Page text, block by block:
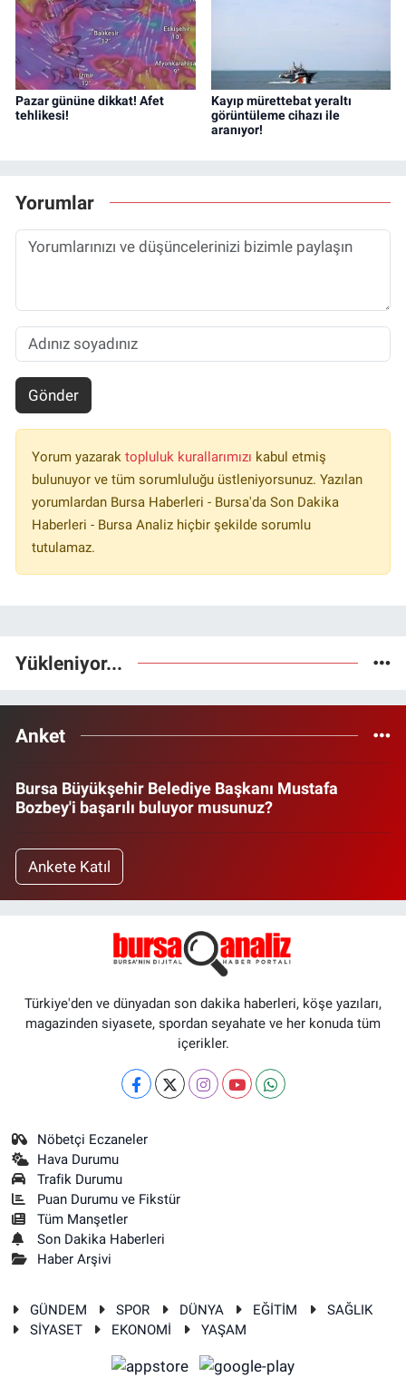
Pazar gününe dikkat! Afet
tehlikesi!
Kayıp mürettebat yeraltı
görüntüleme cihazı ile
aranıyor!
Yorumlar
Gönder
Yorum yazarak topluluk kurallarımızı kabul etmiş
bulunuyor ve tüm sorumluluğu üstleniyorsunuz. Yazılan
yorumlardan Bursa Haberleri - Bursa'da Son Dakika
Haberleri - Bursa Analiz hiçbir şekilde sorumlu
tutulamaz.
Yükleniyor...
Anket
Bursa Büyükşehir Belediye Başkanı Mustafa
Bozbey'i başarılı buluyor musunuz?
Ankete Katıl
Türkiye'den ve dünyadan son dakika haberleri, köşe yazıları,
magazinden siyasete, spordan seyahate ve her konuda tüm
içerikler.
Nöbetçi Eczaneler
Hava Durumu
Trafik Durumu
Puan Durumu ve Fikstür
Tüm Manşetler
Son Dakika Haberleri
Haber Arşivi
GÜNDEM SPOR DÜNYA EĞİTİM
SAĞLIK
SİYASET
EKONOMİ YAŞAM